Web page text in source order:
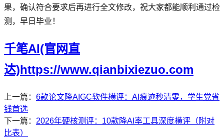
果，确认符合要求后再进行全文修改，祝大家都能顺利通过检
测，早日毕业！
千笔AI(官网直
达)https://www.qianbixiezuo.com
上一篇： 6款论文降AIGC软件横评：AI痕迹秒清零，学生党省
钱首选
下一篇： 2026年硬核测评：10款降AI率工具深度横评（附对
比表）